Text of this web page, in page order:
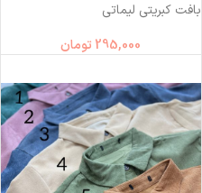
بافت کبریتی لیماتی
295,000 تومان